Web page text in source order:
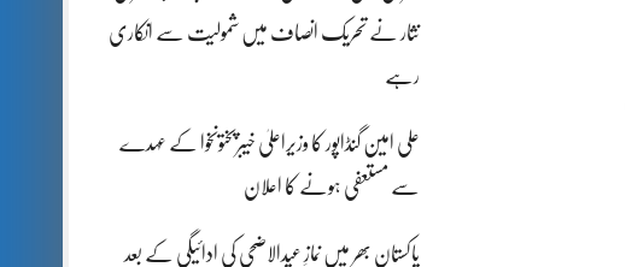
نثار نے تحریک انصاف میں شمولیت سے انکاری
رہے
علی امین گنڈاپور کا وزیراعلیٰ خیبرپختونخوا کے عہدے
سے مستعفی ہونے کا اعلان
پاکستان بھر میں نمازِ عیدالاضحی کی ادائیگی کے بعد